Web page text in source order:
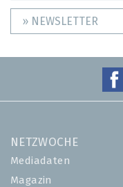
» NEWSLETTER
NETZWOCHE
Mediadaten
Magazin